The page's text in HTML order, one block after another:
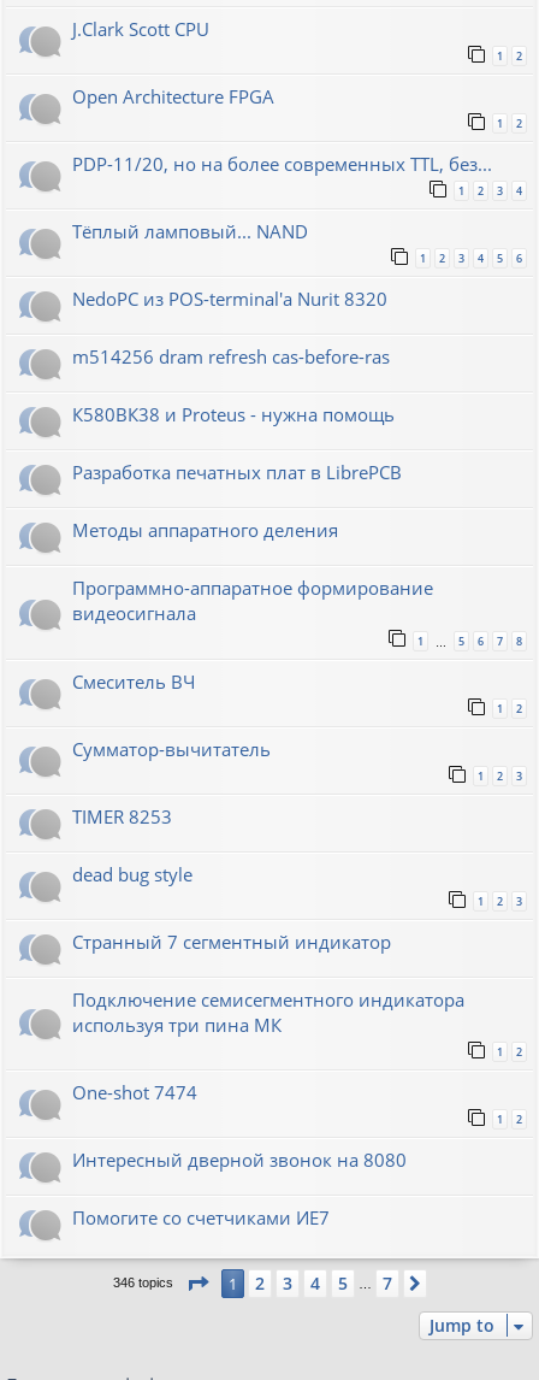
J.Clark Scott CPU
1 2
Open Architecture FPGA
1 2
PDP-11/20, но на более современных TTL, без...
1 2 3 4
Тёплый ламповый... NAND
1 2 3 4 5 6
NedoPC из POS-terminal'а Nurit 8320
m514256 dram refresh cas-before-ras
К580ВК38 и Proteus - нужна помощь
Разработка печатных плат в LibrePCB
Методы аппаратного деления
Программно-аппаратное формирование
видеосигнала
1 5 6 7 8
Смеситель ВЧ
1 2
Сумматор-вычитатель
1 2 3
TIMER 8253
dead bug style
1 2 3
Странный 7 сегментный индикатор
Подключение семисегментного индикатора
используя три пина МК
1 2
One-shot 7474
1 2
Интересный дверной звонок на 8080
Помогите со счетчиками ИЕ7
346 topics Page 1of7
1 2 3 4 5 7
Jump to